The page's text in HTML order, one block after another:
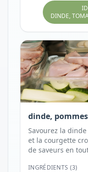
DINDE,
dinde,
Savourez la
et la courgette
de saveurs en
INGRÉDIENTS (3)